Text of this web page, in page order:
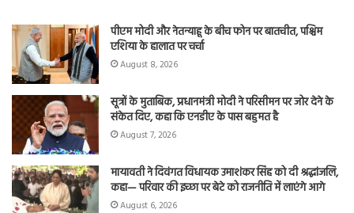
पीएम मोदी और नेतन्याहू के बीच फोन पर बातचीत, पश्चिम
एशिया के हालात पर चर्चा
August 8, 2026
सूत्रों के मुताबिक, प्रधानमंत्री मोदी ने परिसीमन पर जोर देने के
संकेत दिए, कहा कि एनडीए के पास बहुमत है
August 7, 2026
मायावती ने दिवंगत विधायक उमाशंकर सिंह को दी श्रद्धांजलि,
कहा— परिवार की इच्छा पर बेटे को राजनीति में लाएंगे आगे
August 6, 2026